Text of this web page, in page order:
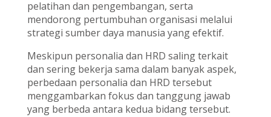
pelatihan dan pengembangan, serta
mendorong pertumbuhan organisasi melalui
strategi sumber daya manusia yang efektif.
Meskipun personalia dan HRD saling terkait
dan sering bekerja sama dalam banyak aspek,
perbedaan personalia dan HRD tersebut
menggambarkan fokus dan tanggung jawab
yang berbeda antara kedua bidang tersebut.